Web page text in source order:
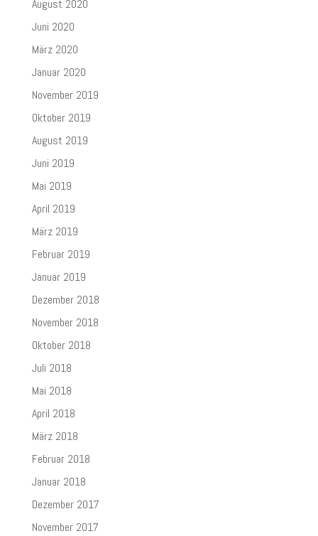
August 2020
Juni 2020
März 2020
Januar 2020
November 2019
Oktober 2019
August 2019
Juni 2019
Mai 2019
April 2019
März 2019
Februar 2019
Januar 2019
Dezember 2018
November 2018
Oktober 2018
Juli 2018
Mai 2018
April 2018
März 2018
Februar 2018
Januar 2018
Dezember 2017
November 2017